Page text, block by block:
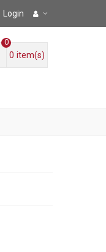
Login
0
0 item(s)